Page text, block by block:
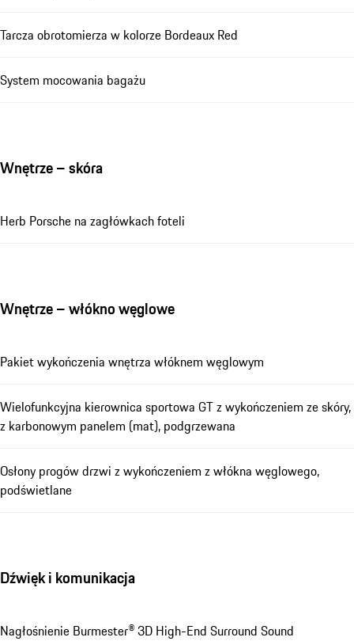
Tarcza obrotomierza w kolorze Bordeaux Red
System mocowania bagażu
Wnętrze – skóra
Herb Porsche na zagłówkach foteli
Wnętrze – włókno węglowe
Pakiet wykończenia wnętrza włóknem węglowym
Wielofunkcyjna kierownica sportowa GT z wykończeniem ze skóry,
z karbonowym panelem (mat), podgrzewana
Osłony progów drzwi z wykończeniem z włókna węglowego,
podświetlane
Dźwięk i komunikacja
Nagłośnienie Burmester® 3D High-End Surround Sound